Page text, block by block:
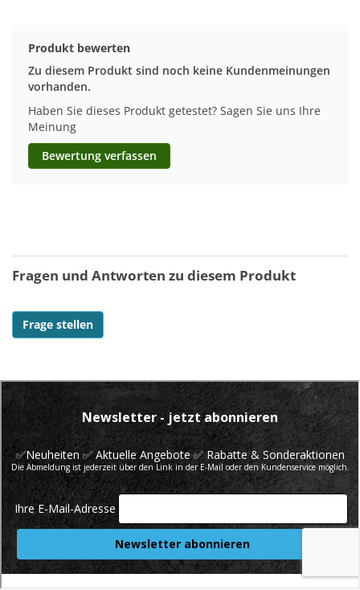
Produkt bewerten
Zu diesem Produkt sind noch keine Kundenmeinungen
vorhanden.
Haben Sie dieses Produkt getestet? Sagen Sie uns Ihre
Meinung
Bewertung verfassen
Fragen und Antworten zu diesem Produkt
Frage stellen